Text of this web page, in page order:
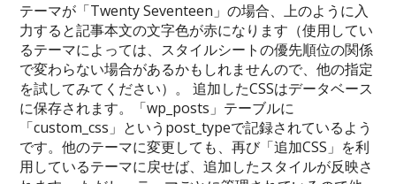
テーマが「Twenty Seventeen」の場合、上のように入
力すると記事本文の文字色が赤になります（使用してい
るテーマによっては、スタイルシートの優先順位の関係
で変わらない場合があるかもしれませんので、他の指定
を試してみてください）。 追加したCSSはデータベース
に保存されます。「wp_posts」テーブルに
「custom_css」というpost_typeで記録されているよう
です。他のテーマに変更しても、再び「追加CSS」を利
用しているテーマに戻せば、追加したスタイルが反映さ